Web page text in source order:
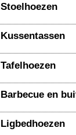
Stoelhoezen
Kussentassen
Tafelhoezen
Barbecue en
Ligbedhoezen